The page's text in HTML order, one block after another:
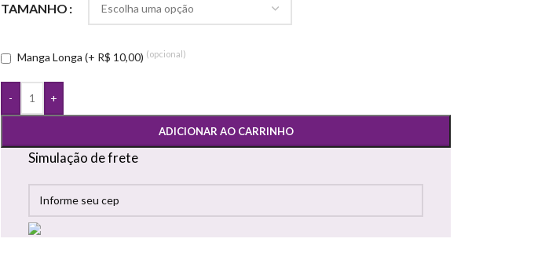
TAMANHO
Manga Longa (+ R$ 10,00) (opcional)
- +
ADICIONAR AO CARRINHO
Simulação de frete